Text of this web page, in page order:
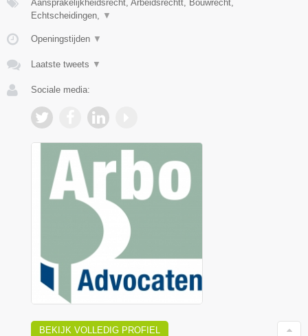
Aansprakelijkheidsrecht, Arbeidsrechtt, Bouwrecht,
Echtscheidingen,
▼
Openingstijden ▼
Laatste tweets ▼
Sociale media:
BEKIJK VOLLEDIG PROFIEL